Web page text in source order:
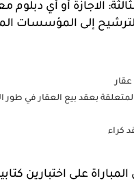
الاجازة أو أي دبلوم
إلى المؤسسات المعنية قبل 15
بعقد بيع العقار في طور
كراء
المباراة على اختبارين